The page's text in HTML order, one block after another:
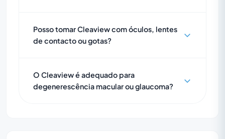
Posso tomar Cleaview com óculos, lentes
de contacto ou gotas?
O Cleaview é adequado para
degenerescência macular ou glaucoma?